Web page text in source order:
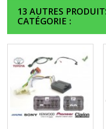
13 AUTRES
CATÉGORIE :